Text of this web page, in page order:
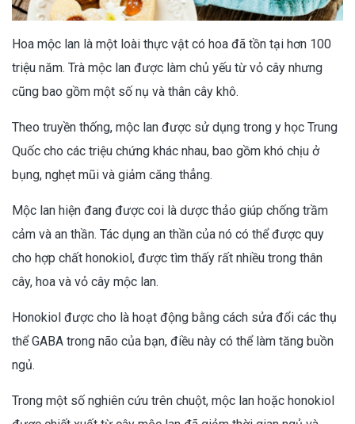
Hoa mộc lan là một loài thực vật có hoa đã tồn tại hơn 100
triệu năm. Trà mộc lan được làm chủ yếu từ vỏ cây nhưng
cũng bao gồm một số nụ và thân cây khô.
Theo truyền thống, mộc lan được sử dụng trong y học Trung
Quốc cho các triệu chứng khác nhau, bao gồm khó chịu ở
bụng, nghẹt mũi và giảm căng thẳng.
Mộc lan hiện đang được coi là dược thảo giúp chống trầm
cảm và an thần. Tác dụng an thần của nó có thể được quy
cho hợp chất honokiol, được tìm thấy rất nhiều trong thân
cây, hoa và vỏ cây mộc lan.
Honokiol được cho là hoạt động bằng cách sửa đổi các thụ
thể GABA trong não của bạn, điều này có thể làm tăng buồn
ngủ.
Trong một số nghiên cứu trên chuột, mộc lan hoặc honokiol